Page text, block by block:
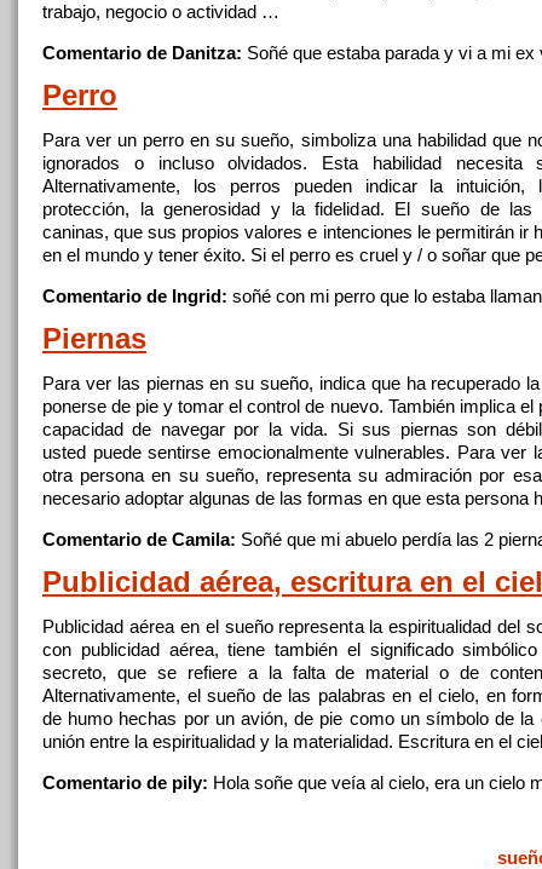
trabajo, negocio o actividad …
Comentario de Danitza: Soñé que estaba parada y vi a mi
Perro
Para ver un perro en su sueño, simboliza una habilidad que
ignorados o incluso olvidados. Esta habilidad necesita
Alternativamente, los perros pueden indicar la intuición,
protección, la generosidad y la fidelidad. El sueño de las
caninas,que sus propios valores e intenciones le permitirán ir
en el mundo y tener éxito. Si el perro es cruel y / o soñar que
Comentario de Ingrid: soñé con mi perro que lo estaba
Piernas
Para ver las piernas en su sueño, indica queha recuperado
ponerse de pie y tomar el control de nuevo. También implica el
capacidad de navegar por la vida. Si sus piernas son
usted puede sentirse emocionalmente vulnerables. Para ver
otra persona en su sueño, representa su admiración por
necesario adoptar algunas de las formas en que esta persona
Comentario de Camila: Soñé que mi abuelo perdía las 2
Publicidad aérea, escritura en el
Publicidad aérea en el sueño representa la espiritualidaddel
con publicidad aérea, tiene también el significado
secreto, quese refiere a la falta de material o de
Alternativamente, el sueño de las palabras en el cielo, en
de humo hechas por un avión, de pie como un símbolo de la
unión entre la espiritualidad y la materialidad. Escritura en el
Comentario de pily: Hola soñe que veía al cielo, era un cielo